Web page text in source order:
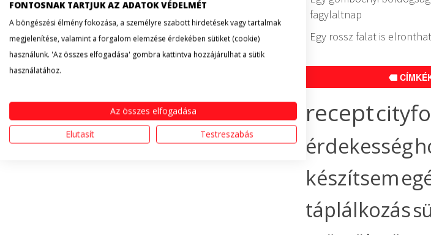
fagylaltnap
Egy rossz falat is
recept
érdekesség
készítsem
táplálkozás
FONTOSNAK TARTJUK AZ ADATOK VÉDELMÉT
A böngészési élmény fokozása, a személyre szabott hirdetések vagy tartalmak
megjelenítése, valamint a forgalom elemzése érdekében sütiket (cookie)
használunk. 'Az összes elfogadása' gombra kattintva hozzájárulhat a sütik
használatához.
Az összes elfogadása
Elutasít
Testreszabás